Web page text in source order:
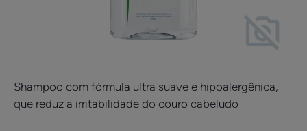
Shampoo com fórmula ultra suave e hipoalergênica,
que reduz a irritabilidade do couro cabeludo